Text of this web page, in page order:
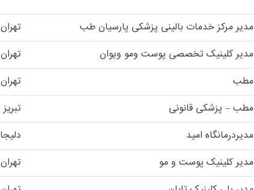
مدیر مرکز خدمات بالینی پزشکی پارسیان طب تهران
مدیر کلینیک تخصصی پوست ومو ویوان تهران
مطب تهران
مطب – پزشکی قانونی تبریز
مدیردرمانگاه امید
مدیر کلینیک پوست و مو تهران